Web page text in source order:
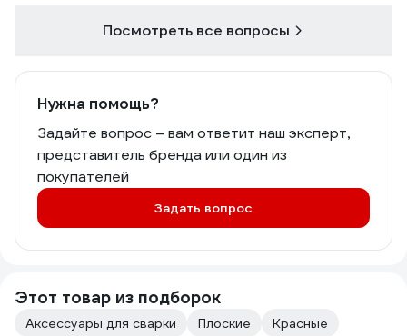
Посмотреть все вопросы
Нужна помощь?
Задайте вопрос – вам ответит наш эксперт,
представитель бренда или один из
покупателей
Задать вопрос
Этот товар из подборок
Аксессуары для сварки Плоские
Красные